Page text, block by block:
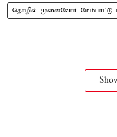
தொழில் முனைவோர் மேம்பாட்டு